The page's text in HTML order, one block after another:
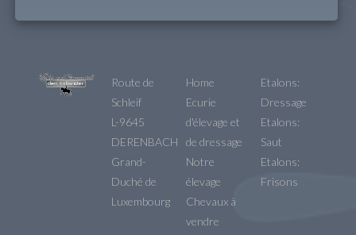
Route de
Schleif
L-9645
DERENBACH
Grand-
Duché de
Luxembourg
Home
Ecurie
d'élevage et
de dressage
Notre
élevage
Chevaux à
vendre
Etalons:
Dressage
Etalons:
Saut
Etalons:
Frisons